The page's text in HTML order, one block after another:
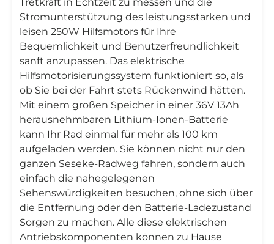
Stromunterstützung des leistungsstarken und
leisen 250W Hilfsmotors für Ihre
Bequemlichkeit und Benutzerfreundlichkeit
sanft anzupassen. Das elektrische
Hilfsmotorisierungssystem funktioniert so, als
ob Sie bei der Fahrt stets Rückenwind hätten.
Mit einem großen Speicher in einer 36V 13Ah
herausnehmbaren Lithium-Ionen-Batterie
kann Ihr Rad einmal für mehr als 100 km
aufgeladen werden. Sie können nicht nur den
ganzen Seseke-Radweg fahren, sondern auch
einfach die nahegelegenen
Sehenswürdigkeiten besuchen, ohne sich über
die Entfernung oder den Batterie-Ladezustand
Sorgen zu machen. Alle diese elektrischen
Antriebskomponenten können zu Hause